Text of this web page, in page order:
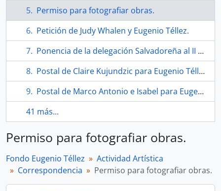
Permiso para fotografiar obras.
Petición de Judy Whalen y Eugenio Téllez.
Ponencia de la delegación Salvadoreña al II encuentro de intelectuales por la soberanía de los pueblos de nuestra América.
Postal de Claire Kujundzic para Eugenio Téllez.
Postal de Marco Antonio e Isabel para Eugenio Téllez.
41 más...
Permiso para fotografiar obras.
Fondo Eugenio Téllez
Actividad Artística
Correspondencia
Permiso para fotografiar obras.